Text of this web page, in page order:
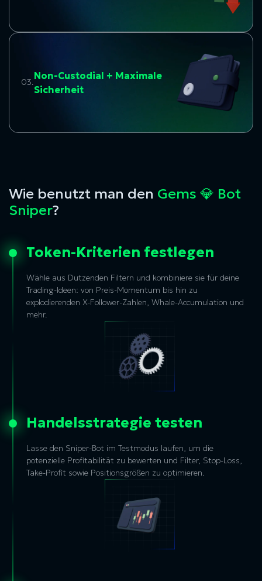
03.
Non-Custodial + Maximale
Sicherheit
Wie benutzt man den Gems 💎 Bot
Sniper?
Token-Kriterien festlegen
Wähle aus Dutzenden Filtern und kombiniere sie für deine
Trading-Ideen: von Preis-Momentum bis hin zu
explodierenden X-Follower-Zahlen, Whale-Accumulation und
mehr.
Handelsstrategie testen
Lasse den Sniper-Bot im Testmodus laufen, um die
potenzielle Profitabilität zu bewerten und Filter, Stop-Loss,
Take-Profit sowie Positionsgrößen zu optimieren.